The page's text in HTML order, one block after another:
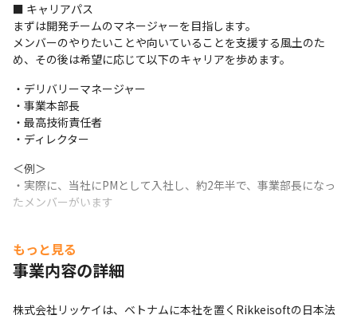
■ キャリアパス
まずは開発チームのマネージャーを目指します。
メンバーのやりたいことや向いていることを支援する風土のた
め、その後は希望に応じて以下のキャリアを歩めます。
・デリバリーマネージャー
・事業本部長
・最高技術責任者
・ディレクター
＜例＞
・実際に、当社にPMとして入社し、約2年半で、事業部長になっ
たメンバーがいます
もっと見る
事業内容の詳細
株式会社リッケイは、ベトナムに本社を置くRikkeisoftの日本法